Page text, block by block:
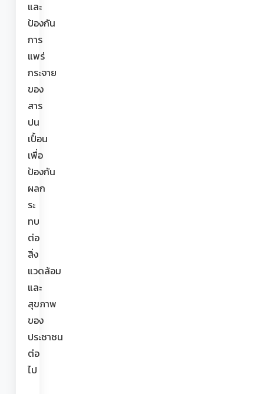
และ
ป้องกัน
การ
แพร่
กระจาย
ของ
สาร
ปน
เปื้อน
เพื่อ
ป้องกัน
ผลก
ระ
ทบ
ต่อ
สิ่ง
แวดล้อม
และ
สุขภาพ
ของ
ประชาชน
ต่อ
ไป